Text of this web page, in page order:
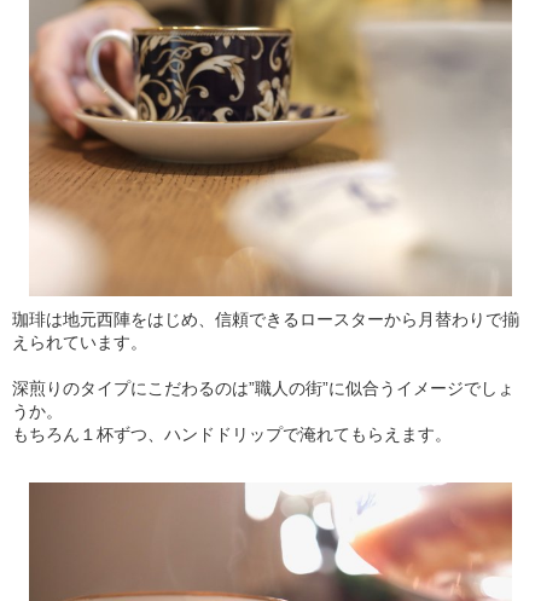
珈琲は地元西陣をはじめ、信頼できるロースターから月替わりで揃
えられています。
深煎りのタイプにこだわるのは”職人の街”に似合うイメージでしょ
うか。
もちろん１杯ずつ、ハンドドリップで淹れてもらえます。